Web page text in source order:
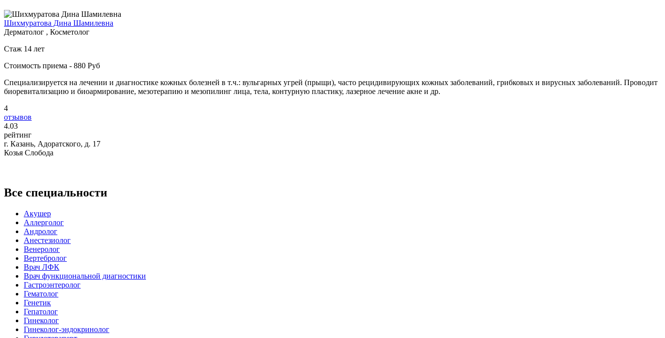
Шихмуратова Дина Шамилевна
Дерматолог , Косметолог
Стаж 14 лет
Стоимость приема - 880 Руб
Специализируется на лечении и диагностике кожных болезней в т.ч.: вульгарных угрей (прыщи), часто рецидивирующих кожных заболеваний, грибковых и вирусных заболеваний. Проводит
биоревитализацию и биоармирование, мезотерапию и мезопилинг лица, тела, контурную пластику, лазерное лечение акне и др.
4
отзывов
4.03
рейтинг
г. Казань, Адоратского, д. 17
Козья Слобода
Все специальности
Акушер
Аллерголог
Андролог
Анестезиолог
Венеролог
Вертебролог
Врач ЛФК
Врач функциональной диагностики
Гастроэнтеролог
Гематолог
Генетик
Гепатолог
Гинеколог
Гинеколог-эндокринолог